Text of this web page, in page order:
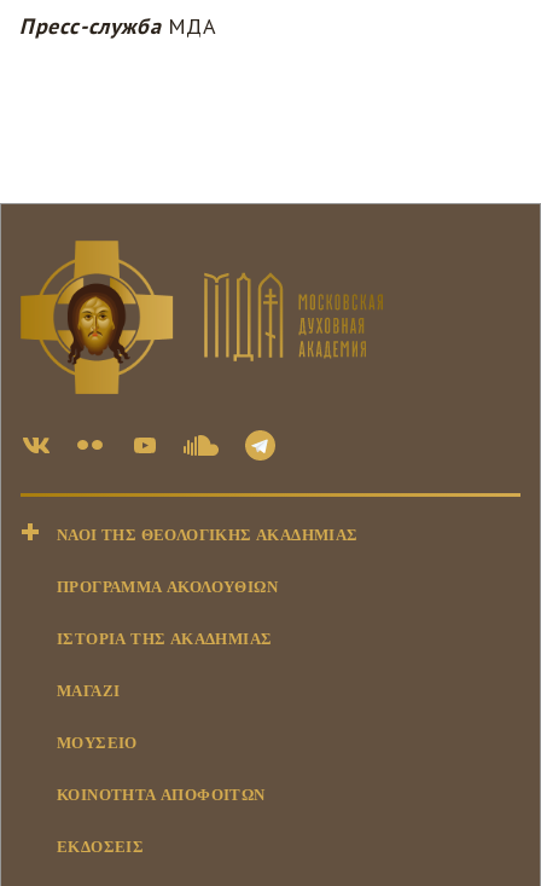
Пресс-служба МДА
ΝΑΟΊ ΤΗΣ ΘΕΟΛΟΓΙΚΉΣ ΑΚΑΔΗΜΊΑΣ
ΠΡΟΓΡΑΜΜΑ ΑΚΟΛΟΥΘΙΩΝ
ΙΣΤΟΡΊΑ ΤΗΣ ΑΚΑΔΗΜΊΑΣ
ΜΑΓΑΖΊ
ΜΟΥΣΕΊΟ
ΚΟΙΝΌΤΗΤΑ ΑΠΟΦΟΊΤΩΝ
ΕΚΔΌΣΕΙΣ